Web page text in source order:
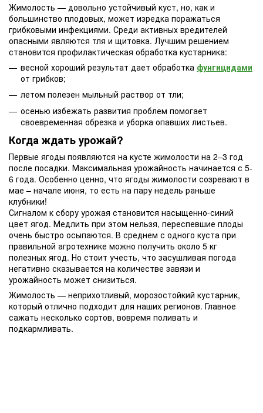
Жимолость — довольно устойчивый куст, но, как и
большинство плодовых, может изредка поражаться
грибковыми инфекциями. Среди активных вредителей
опасными являются тля и щитовка. Лучшим решением
становится профилактическая обработка кустарника:
весной хороший результат дает обработка фунгицидами
от грибков;
летом полезен мыльный раствор от тли;
осенью избежать развития проблем помогает
своевременная обрезка и уборка опавших листьев.
Когда ждать урожай?
Первые ягоды появляются на кусте жимолости на 2–3 год
после посадки. Максимальная урожайность начинается с 5-
6 года. Особенно ценно, что ягоды жимолости созревают в
мае – начале июня, то есть на пару недель раньше
клубники!
Сигналом к сбору урожая становится насыщенно-синий
цвет ягод. Медлить при этом нельзя, переспевшие плоды
очень быстро осыпаются. В среднем с одного куста при
правильной агротехнике можно получить около 5 кг
полезных ягод. Но стоит учесть, что засушливая погода
негативно сказывается на количестве завязи и
урожайность может снизиться.
Жимолость — неприхотливый, морозостойкий кустарник,
который отлично подходит для наших регионов. Главное
сажать несколько сортов, вовремя поливать и
подкармливать.